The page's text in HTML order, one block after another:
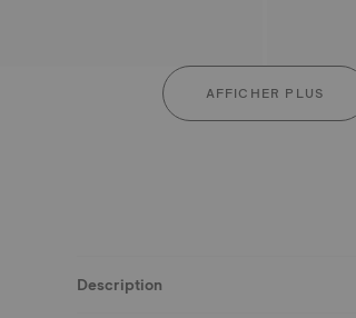
AFFICHER PLUS
Description